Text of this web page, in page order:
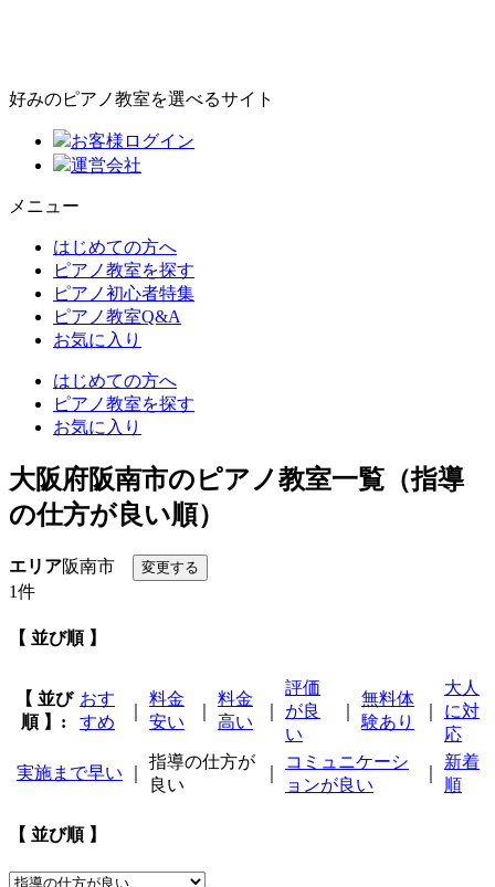
好みのピアノ教室を選べるサイト
お客様ログイン
運営会社
メニュー
はじめての方へ
ピアノ教室を探す
ピアノ初心者特集
ピアノ教室Q&A
お気に入り
はじめての方へ
ピアノ教室を探す
お気に入り
大阪府阪南市のピアノ教室一覧（指導
の仕方が良い順）
エリア阪南市
1件
【 並び順 】
【 並び
順 】:
おす
すめ
料金
安い
料金
高い
評価
が良
い
無料体
験あり
大人
に対
応
実施まで早い
指導の仕方が
良い
コミュニケーシ
ョンが良い
新着
順
【 並び順 】